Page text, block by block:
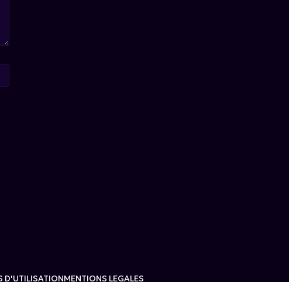
D'UTILISATIONMENTIONS LEGALES